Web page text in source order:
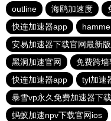
outline
海鸥加速度
快连加速器app
安易加速器下载官网最新
黑洞加速官网
免费跨墙
快连加速器app
tyl加速
暴雪vp永久免费加速器下
蚂蚁加速npv下载官网ios